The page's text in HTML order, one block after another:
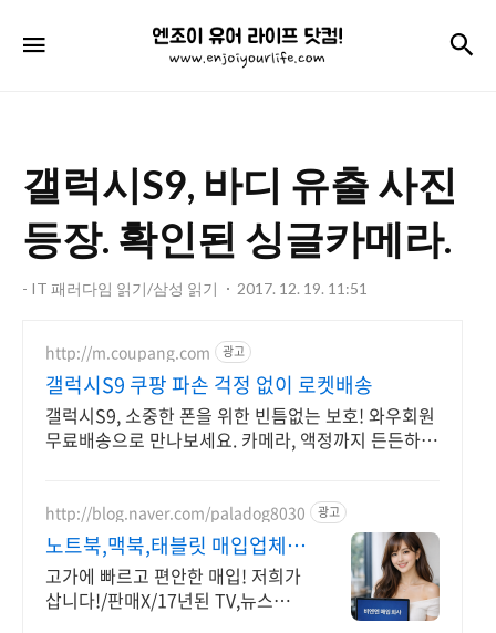
엔
조
어
라
이
프
닷
컴!
갤럭시S9, 바디 유출 사진
등장. 확인된 싱글카메라.
- IT 패러다임 읽기/삼성 읽기 2017. 12. 19. 11:51
http://m.coupang.com 광고
갤럭시S9 쿠팡 파손 걱정 없이 로켓배송
갤럭시S9, 소중한 폰을 위한 빈틈없는 보호! 와우회원
무료배송으로 만나보세요. 카메라, 액정까지 든든하게
http://blog.naver.com/paladog8030 광고
노트북,맥북,태블릿 매입업체
저희가 삽니다! 매입O판매X
고가에 빠르고 편안한 매입! 저희가
삽니다!/판매X/17년된 TV,뉴스출현